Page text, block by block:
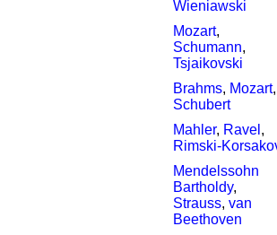
Wieniawski
Mozart,
Schumann,
Tsjaikovski
Brahms, Mozart,
Schubert
Mahler, Ravel ,
Rimski-
Mendelssohn
Bartholdy,
Strauss, van
Beethoven